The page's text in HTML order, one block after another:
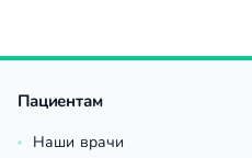
Пациентам
Наши врачи